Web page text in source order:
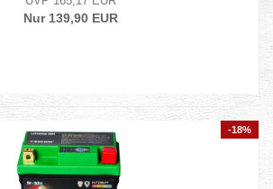
Nur 139,90 EUR
-18%